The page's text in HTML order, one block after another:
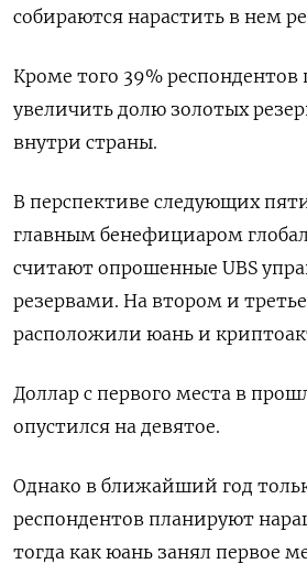
собираются нарастить в нем
Кроме того 39%
увеличить долю золотых
внутри страны.
В перспективе следующих
главным бенефициаром
считают опрошенные UBS
резервами. На втором и
расположили юань и
Доллар с первого места в
опустился на девятое.
Однако в ближайший год
респондентов планируют
тогда как юань занял первое